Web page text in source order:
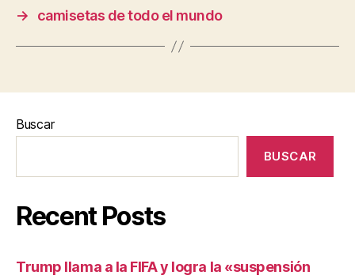
→
camisetas de todo el mundo
Buscar
BUSCAR
Recent Posts
Trump llama a la FIFA y logra la «suspensión